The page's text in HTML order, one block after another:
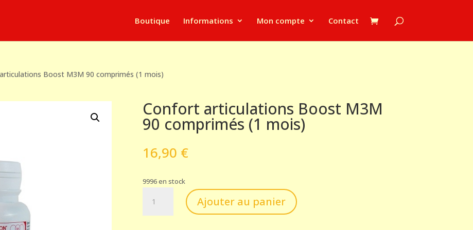
Boutique Informations Mon compte Contact
Boost M3M 90 comprimés (1 mois)
Confort articulations Boost M3M
90 comprimés (1 mois)
16,90 €
9996 en stock
Confort
Ajouter au panier